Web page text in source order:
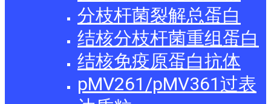
分枝杆菌裂解总蛋白
结核分枝杆菌重组蛋白
结核免疫原蛋白抗体
pMV261/pMV361过表